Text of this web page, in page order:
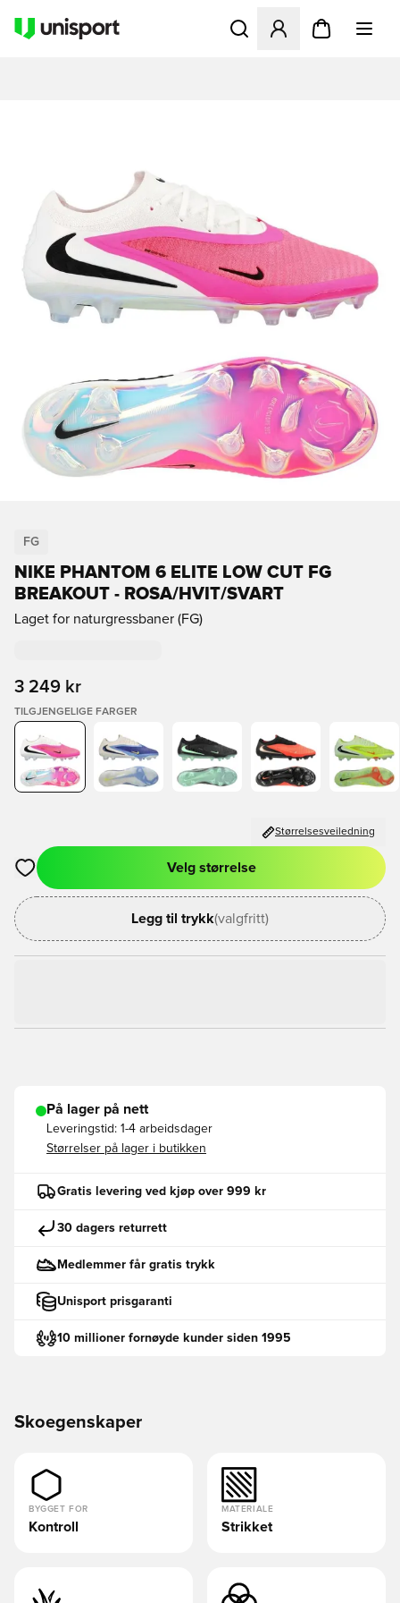
Åpner en Modal for å
FG
NIKE PHANTOM 6 ELITE LOW CUT FG
BREAKOUT - ROSA/HVIT/SVART
Laget for naturgressbaner (FG)
3 249 kr
TILGJENGELIGE FARGER
Størrelsesveiledning
Åpner en Modal for å logge inn eller registrere deg som
Velg størrelse
Legg til trykk(valgfritt)
På lager på nett
Leveringstid: 1-4 arbeidsdager
Størrelser på lager i butikken
Gratis levering ved kjøp over 999 kr
30 dagers returrett
Medlemmer får gratis trykk
Unisport prisgaranti
10 millioner fornøyde kunder siden 1995
Skoegenskaper
BYGGET FOR
Kontroll
MATERIALE
Strikket